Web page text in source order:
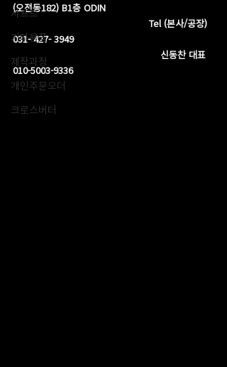
샤프트
기타용품
제작과정
개인주문오더
크로스버터
(오전동182) B1층 ODIN
Tel (본사/공장)
031- 427- 3949
신동찬 대표
010-5003-9336